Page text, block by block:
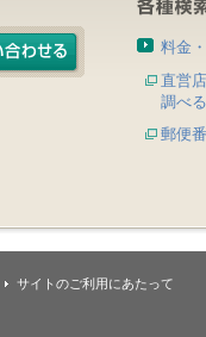
料金
直営
調べる
郵便
サイトのご利用にあたって